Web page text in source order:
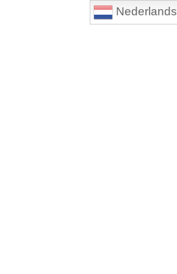
Nederlands